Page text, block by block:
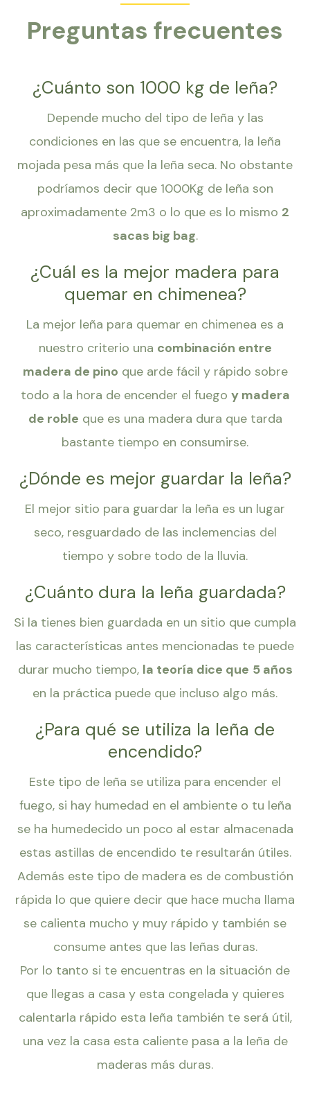
Preguntas frecuentes
¿Cuánto son 1000 kg de leña?
Depende mucho del tipo de leña y las
condiciones en las que se encuentra, la leña
mojada pesa más que la leña seca. No obstante
podríamos decir que 1000Kg de leña son
aproximadamente 2m3 o lo que es lo mismo 2
sacas big bag.
¿Cuál es la mejor madera para
quemar en chimenea?
La mejor leña para quemar en chimenea es a
nuestro criterio una combinación entre
madera de pino que arde fácil y rápido sobre
todo a la hora de encender el fuego y madera
de roble que es una madera dura que tarda
bastante tiempo en consumirse.
¿Dónde es mejor guardar la leña?
El mejor sitio para guardar la leña es un lugar
seco, resguardado de las inclemencias del
tiempo y sobre todo de la lluvia.
¿Cuánto dura la leña guardada?
Si la tienes bien guardada en un sitio que cumpla
las características antes mencionadas te puede
durar mucho tiempo, la teoría dice que 5 años
en la práctica puede que incluso algo más.
¿Para qué se utiliza la leña de
encendido?
Este tipo de leña se utiliza para encender el
fuego, si hay humedad en el ambiente o tu leña
se ha humedecido un poco al estar almacenada
estas astillas de encendido te resultarán útiles.
Además este tipo de madera es de combustión
rápida lo que quiere decir que hace mucha llama
se calienta mucho y muy rápido y también se
consume antes que las leñas duras.
Por lo tanto si te encuentras en la situación de
que llegas a casa y esta congelada y quieres
calentarla rápido esta leña también te será útil,
una vez la casa esta caliente pasa a la leña de
maderas más duras.